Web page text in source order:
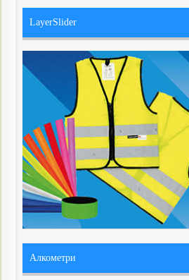
LayerSlider
Алкометри